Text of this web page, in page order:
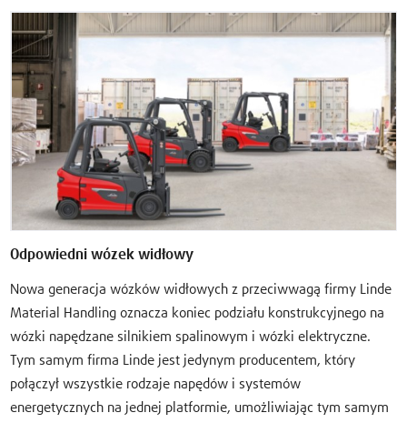
Odpowiedni wózek widłowy
Nowa generacja wózków widłowych z przeciwwagą firmy Linde
Material Handling oznacza koniec podziału konstrukcyjnego na
wózki napędzane silnikiem spalinowym i wózki elektryczne.
Tym samym firma Linde jest jedynym producentem, który
połączył wszystkie rodzaje napędów i systemów
energetycznych na jednej platformie, umożliwiając tym samym